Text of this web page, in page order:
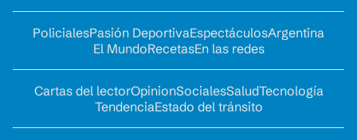
PolicialesPasión DeportivaEspectáculosArgentina
El MundoRecetasEn las redes
Cartas del lectorOpinionSocialesSaludTecnología
TendenciaEstado del tránsito